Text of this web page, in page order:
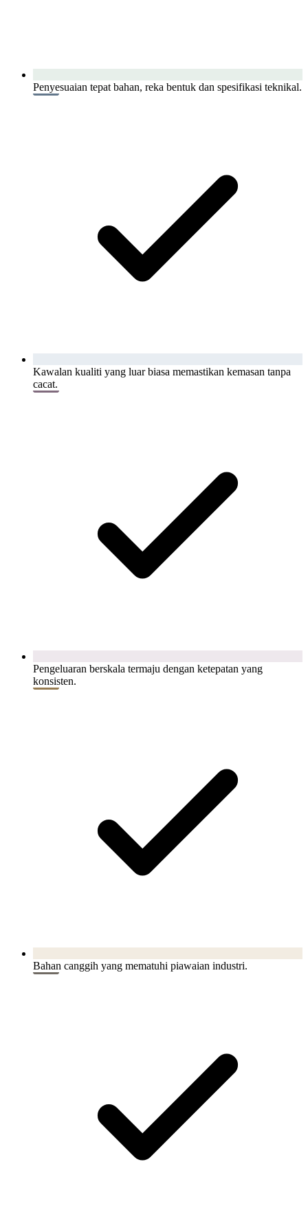
Penyesuaian tepat bahan, reka bentuk dan spesifikasi teknikal.
Kawalan kualiti yang luar biasa memastikan kemasan tanpa
cacat.
Pengeluaran berskala termaju dengan ketepatan yang
konsisten.
Bahan canggih yang mematuhi piawaian industri.